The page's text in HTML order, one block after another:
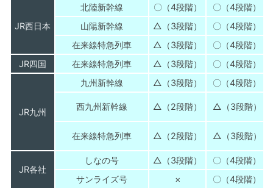
JR西日本
北陸新幹線 〇（4段階）
〇（4段階）
山陽新幹線
△（3段階）
〇（4段階）
在来線特急列車
△（3段階）
〇（4段階）
JR四国
在来線特急列車 △（3段階） 〇（4段階）
JR九州
九州新幹線 △（3段階） 〇（4段階）
西九州新幹線 △（2段階） △（3段階）
在来線特急列車 △（2段階） △（3段階）
JR各社
しなの号 △（3段階）
〇（4段階）
サンライズ号
× 〇（4段階）